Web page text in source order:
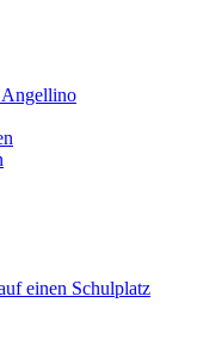
Angellino
einen Schulplatz